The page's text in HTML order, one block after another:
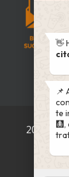
2002 -
👋
📌
te
🩻,